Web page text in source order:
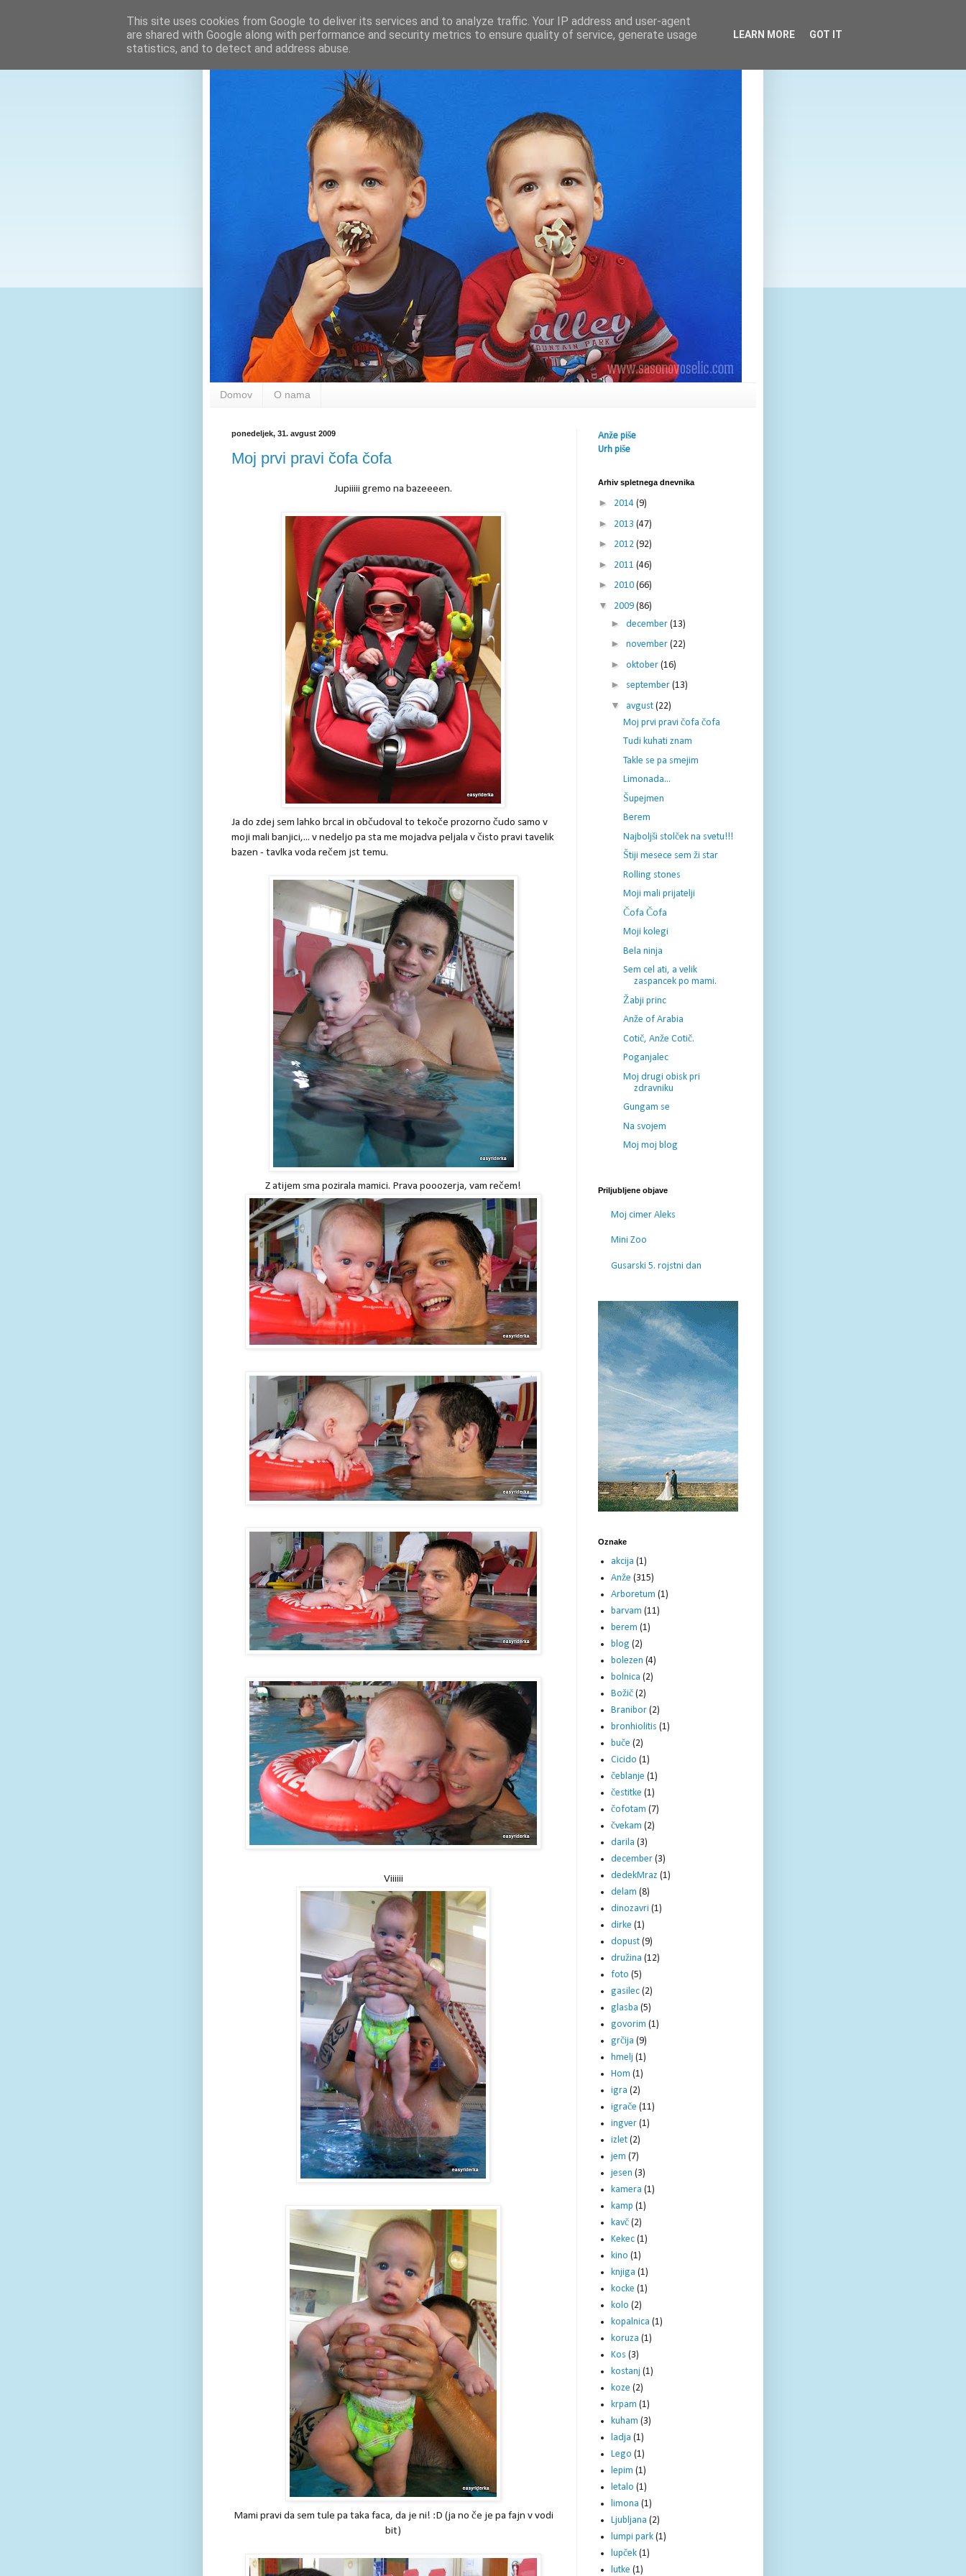
Domov O nama
ponedeljek, 31. avgust 2009
Moj prvi pravi čofa čofa
Jupiiiii gremo na bazeeeen.
Ja do zdej sem lahko brcal in občudoval to tekoče prozorno čudo samo v
moji mali banjici,... v nedeljo pa sta me mojadva peljala v čisto pravi tavelik
bazen - tavlka voda rečem jst temu.
Z atijem sma pozirala mamici. Prava pooozerja, vam rečem!
Viiiiii
Mami pravi da sem tule pa taka faca, da je ni! :D (ja no če je pa fajn v vodi
bit)
Anže piše
Urh piše
Arhiv spletnega dnevnika
► 2014 (9)
► 2013 (47)
► 2012 (92)
► 2011 (46)
► 2010 (66)
▼ 2009 (86)
► december (13)
► november (22)
► oktober (16)
► september (13)
▼ avgust (22)
Moj prvi pravi čofa čofa
Tudi kuhati znam
Takle se pa smejim
Limonada...
Šupejmen
Berem
Najboljši stolček na svetu!!!
Štiji mesece sem ži star
Rolling stones
Moji mali prijatelji
Čofa Čofa
Moji kolegi
Bela ninja
Sem cel ati, a velik
zaspancek po mami.
Žabji princ
Anže of Arabia
Cotič, Anže Cotič.
Poganjalec
Moj drugi obisk pri
zdravniku
Gungam se
Na svojem
Moj moj blog
Priljubljene objave
Moj cimer Aleks
Mini Zoo
Gusarski 5. rojstni dan
Oznake
akcija (1)
Anže (315)
Arboretum (1)
barvam (11)
berem (1)
blog (2)
bolezen (4)
bolnica (2)
Božič (2)
Branibor (2)
bronhiolitis (1)
buče (2)
Cicido (1)
čeblanje (1)
čestitke (1)
čofotam (7)
čvekam (2)
darila (3)
december (3)
dedekMraz (1)
delam (8)
dinozavri (1)
dirke (1)
dopust (9)
družina (12)
foto (5)
gasilec (2)
glasba (5)
govorim (1)
grčija (9)
hmelj (1)
Hom (1)
igra (2)
igrače (11)
ingver (1)
izlet (2)
jem (7)
jesen (3)
kamera (1)
kamp (1)
kavč (2)
Kekec (1)
kino (1)
knjiga (1)
kocke (1)
kolo (2)
kopalnica (1)
koruza (1)
Kos (3)
kostanj (1)
koze (2)
krpam (1)
kuham (3)
ladja (1)
Lego (1)
lepim (1)
letalo (1)
limona (1)
Ljubljana (2)
lumpi park (1)
lupček (1)
lutke (1)
This site uses cookies from Google to deliver its services and to analyze traffic. Your IP address and user-agent
are shared with Google along with performance and security metrics to ensure quality of service, generate usage
statistics, and to detect and address abuse.
LEARN MORE GOT IT